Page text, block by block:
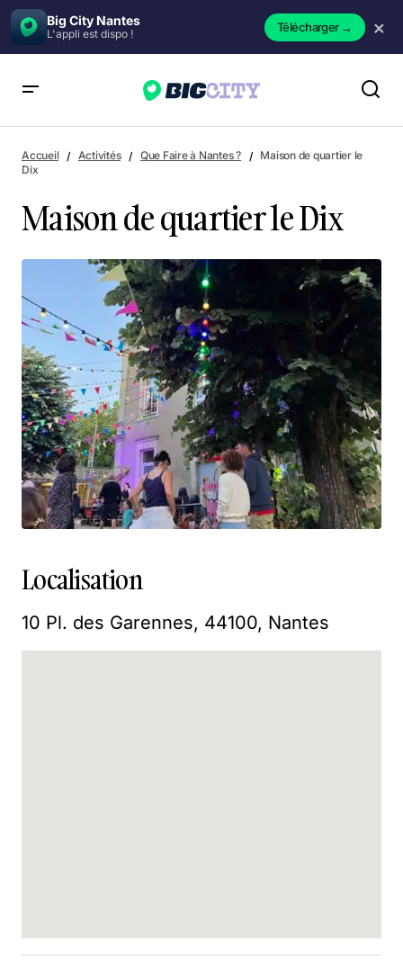
Big City Nantes
L'appli est dispo ! Télécharger→ ×
Accueil Activités Que Faire à Nantes ?
Maison de quartier le
Dix
Maison de quartier le Dix
Localisation
10 Pl. des Garennes, 44100, Nantes